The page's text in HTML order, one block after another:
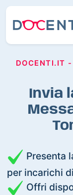
DOCENTI.IT
Invia
Presenta
per incarichi
Offri